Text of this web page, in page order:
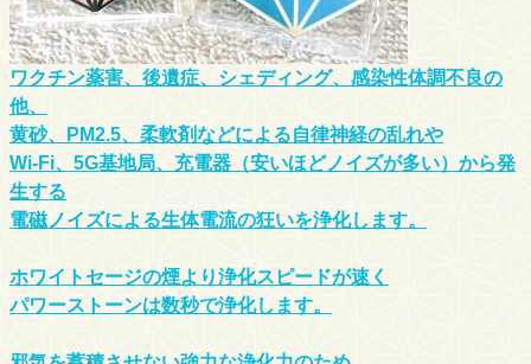
ワクチン薬害、後遺症、シェディング、感染性体調不良の
他、
黄砂、PM2.5、柔軟剤などによる自律神経の乱れや
Wi-Fi、5G基地局、充電器（安いほどノイズが多い）から発
生する
電磁ノイズによる生体電流の狂いを浄化します。
ホワイトセージの煙より浄化スピードが速く
パワーストーンは数秒で浄化します。